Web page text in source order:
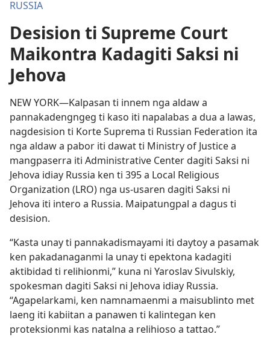
RUSSIA
Desision ti Supreme Court
Maikontra Kadagiti Saksi ni
Jehova
NEW YORK—Kalpasan ti innem nga aldaw a
pannakadengngeg ti kaso iti napalabas a dua a lawas,
nagdesision ti Korte Suprema ti Russian Federation ita
nga aldaw a pabor iti dawat ti Ministry of Justice a
mangpaserra iti Administrative Center dagiti Saksi ni
Jehova idiay Russia ken ti 395 a Local Religious
Organization (LRO) nga us-usaren dagiti Saksi ni
Jehova iti intero a Russia. Maipatungpal a dagus ti
desision.
“Kasta unay ti pannakadismayami iti daytoy a pasamak
ken pakadanaganmi la unay ti epektona kadagiti
aktibidad ti relihionmi,” kuna ni Yaroslav Sivulskiy,
spokesman dagiti Saksi ni Jehova idiay Russia.
“Agapelarkami, ken namnamaenmi a maisublinto met
laeng iti kabiitan a panawen ti kalintegan ken
proteksionmi kas natalna a relihioso a tattao.”